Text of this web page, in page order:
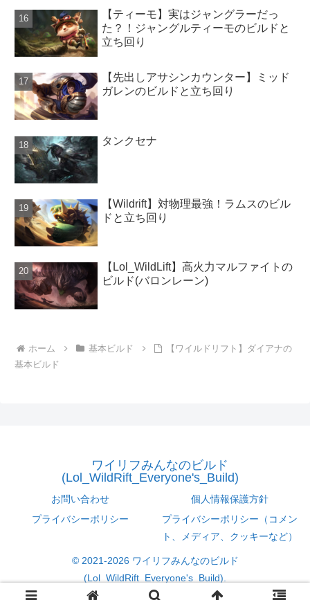
【ティーモ】実はジャングラーだっ
た？！ジャングルティーモのビルドと
立ち回り
【先出しアサシンカウンター】ミッド
ガレンのビルドと立ち回り
タンクセナ
【Wildrift】対物理最強！ラムスのビル
ドと立ち回り
【Lol_WildLift】高火力マルファイトの
ビルド(バロンレーン)
ホーム 基本ビルド
【ワイルドリフト】ダイアナの
基本ビルド
ワイリフみんなのビルド
(Lol_WildRift_Everyone's_Build)
お問い合わせ
個人情報保護方針
プライバシーポリシー
プライバシーポリシー（コメン
ト、メディア、クッキーなど）
© 2021-2026 ワイリフみんなのビルド
(Lol_WildRift_Everyone's_Build).